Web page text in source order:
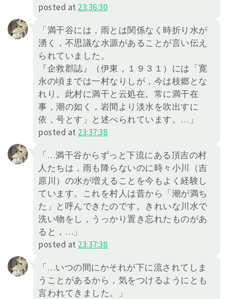
posted at 23:36:30
「満干谷には，雨とは関係なく時折り水が
湧く，不思議な水源があることが言い伝え
られていました。
『企救郡誌』（伊東，１９３１）には「寛
永の頃までは一村なりしが，今は枝郷とな
れり。此村に満干と云処在。常に満干在
事，潮の如く，岩間より淡水を吹出すに
依，号とす」と述べられています。…」
posted at 23:37:38
「…満干谷からずっと下流にある頂吉の村
人たちは，雨も降らないのに時々小川（吉
原川）の水が増えることを今もよく経験し
ています。これを村人は昔から「潮が満ち
た」と呼んできたのです。きれいな川水で
洗い物をし，うっかり置き忘れたものがあ
ると，…」
posted at 23:37:38
「…いつの間にかそれが下に流されてしま
うことがあるから，気をつけるようにとも
言われてきました。」